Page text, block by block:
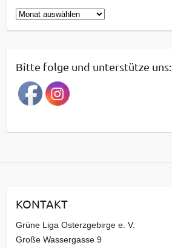
B
e
r
a
g
a
v
Bitte folge und unterstütze uns:
KONTAKT
Grüne Liga Osterzgebirge e. V.
Große Wassergasse 9